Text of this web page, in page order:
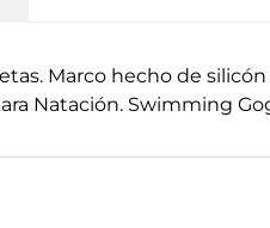
Marco hecho de
Natación. Swimming